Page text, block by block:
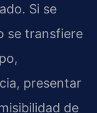
Si se
se transfiere
presentar
de